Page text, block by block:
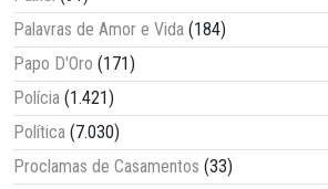
Palavras de Amor e Vida (184)
Papo D'Oro (171)
Polícia (1.421)
Política (7.030)
Proclamas de Casamentos (33)